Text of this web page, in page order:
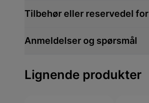
Tilbehør eller reservedel for
Anmeldelser og spørsmål
Lignende produkter